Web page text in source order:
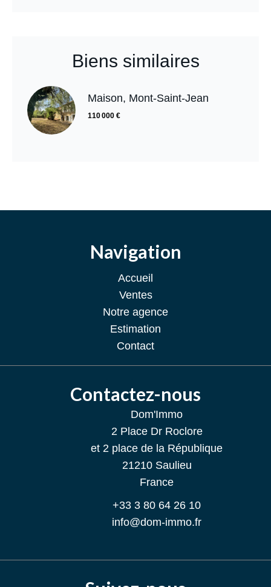
Biens similaires
Maison, Mont-Saint-Jean
110 000 €
Navigation
Accueil
Ventes
Notre agence
Estimation
Contact
Contactez-nous
Dom'Immo
2 Place Dr Roclore
et 2 place de la République
21210Saulieu
France
+33 3 80 64 26 10
info@dom-immo.fr